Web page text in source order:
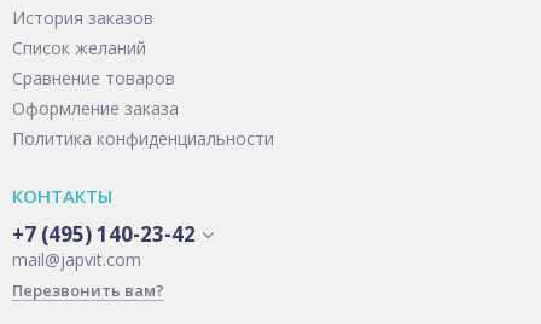
История заказов
Список желаний
Сравнение товаров
Оформление заказа
Политика конфиденциальности
КОНТАКТЫ
+7 (495) 140-23-42
mail@japvit.com
Перезвонить вам?